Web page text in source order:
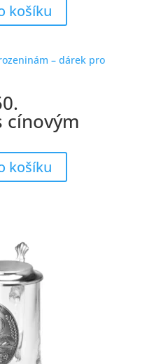
košíku
cínovým
košíku